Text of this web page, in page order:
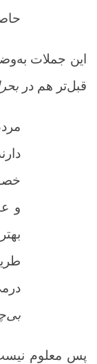
این جملات
قبل‌تر هم در
و
پس معلوم